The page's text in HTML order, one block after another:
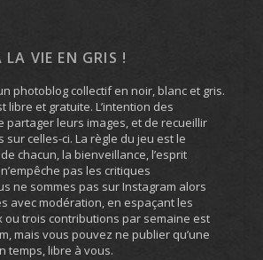
LA VIE EN GRIS !
photoblog collectif en noir, blanc et gris.
libre et gratuite. L’intention des
partager leurs images, et de recueillir
sur celles-ci. La règle du jeu est le
chacun, la bienveillance, l’esprit
pas les critiques
ne sommes pas sur Instagram alors
avec modération, en espaçant les
ou trois contributions par semaine est
mais vous pouvez ne publier qu’une
temps, libre à vous.